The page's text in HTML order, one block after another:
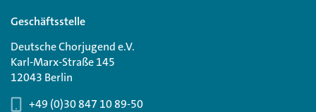
Geschäftsstelle
Deutsche Chorjugend e.V.
Karl-Marx-Straße 145
12043 Berlin
+49 (0)30 847 10 89-50